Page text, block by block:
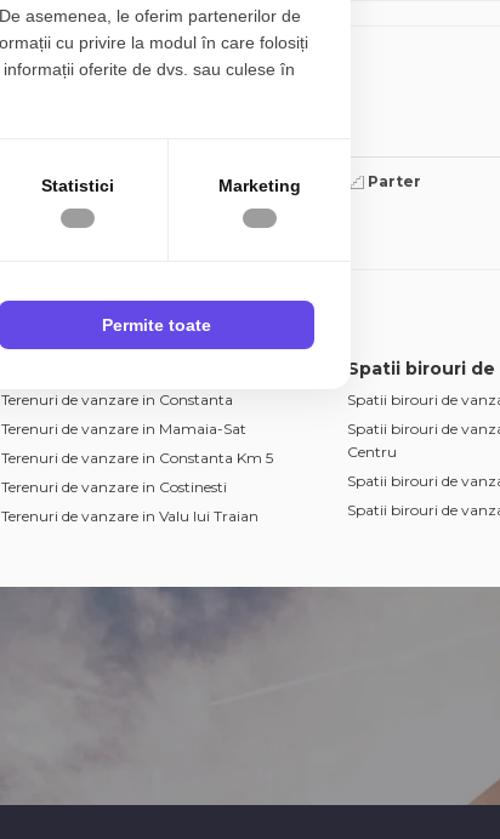
Casa ultracentral Constanta
4 camere 2 bai 140mp Parter
Terenuri de vanzare in Constanta
Terenuri de vanzare in Mamaia-Sat
Terenuri de vanzare in Constanta Km 5
Terenuri de vanzare in Costinesti
Terenuri de vanzare in Valu lui Traian
Terenuri de vanzare in Constanta Viile Noi
Spatii birouri de
Spatii birouri de
Spatii birouri de
Centru
Spatii birouri de
Spatii birouri de
asemenea, le oferim partenerilor de
cu privire la modul în care folosiți
oferite de dvs. sau culese în
Statistici Marketing
Permite toate